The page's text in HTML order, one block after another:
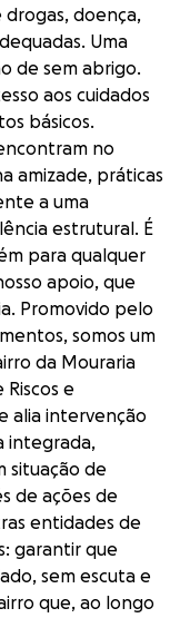
drogas, doença,
Uma
de sem abrigo.
aos cuidados
básicos.
no
amizade, práticas
a uma
estrutural. É
para qualquer
apoio, que
Promovido pelo
somos um
da Mouraria
e
alia intervenção
integrada,
situação de
de ações de
entidades de
garantir que
sem escuta e
que, ao longo